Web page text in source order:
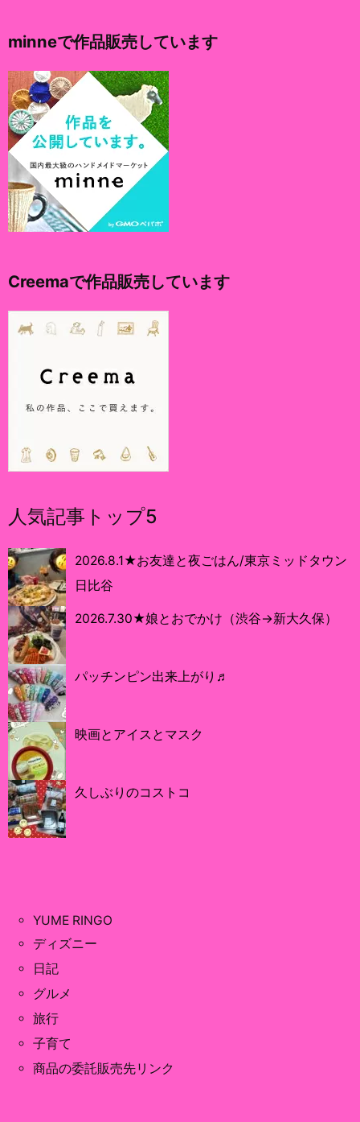
ブ
minneで作品販売しています
Creemaで作品販売しています
人気記事トップ5
2026.8.1★お友達と夜ごはん/東京ミッドタウン
日比谷
2026.7.30★娘とおでかけ（渋谷→新大久保）
パッチンピン出来上がり♬
映画とアイスとマスク
久しぶりのコストコ
YUME RINGO
ディズニー
日記
グルメ
旅行
子育て
商品の委託販売先リンク